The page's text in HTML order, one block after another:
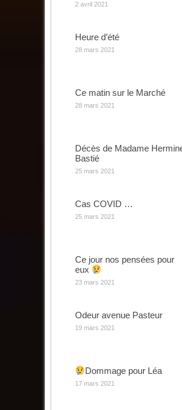
2 avril 2021
Heure d’été
28 mars 2021
Ce matin sur le Marché
28 mars 2021
Décès de Madame
Bastié
25 mars 2021
Cas COVID …
25 mars 2021
Ce jour nos pensées pour
eux
23 mars 2021
Odeur avenue Pasteur
19 mars 2021
Dommage pour Léa
17 mars 2021